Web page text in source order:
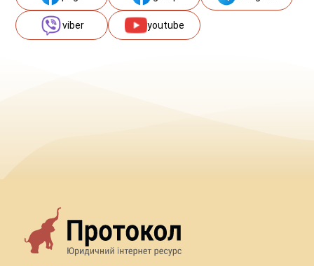
viber youtube